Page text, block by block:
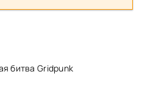
битва Gridpunk